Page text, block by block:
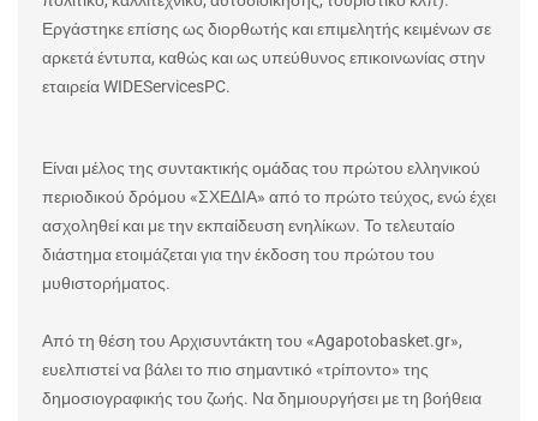
Εργάστηκε επίσης ως διορθωτής και επιμελητής κειμένων σε
αρκετά έντυπα, καθώς και ως υπεύθυνος επικοινωνίας στην
εταιρείαWIDEServicesPC.
Είναι μέλος της συντακτικής ομάδας του πρώτου ελληνικού
περιοδικού δρόμου «ΣΧΕΔΙΑ» από το πρώτο τεύχος, ενώ έχει
ασχοληθεί και με την εκπαίδευση ενηλίκων. Το τελευταίο
διάστημα ετοιμάζεται για την έκδοση του πρώτου του
μυθιστορήματος.
Από τη θέση του Αρχισυντάκτη του «Agapotobasket.gr»,
ευελπιστεί να βάλει το πιο σημαντικό «τρίποντο» της
δημοσιογραφικής του ζωής. Να δημιουργήσει με τη βοήθεια